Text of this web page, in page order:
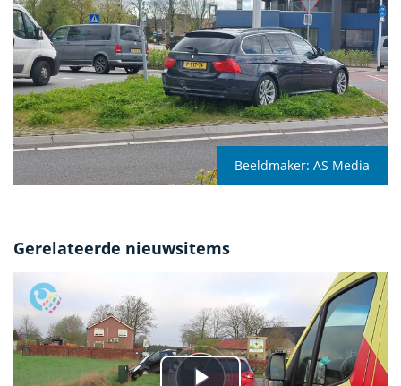
Beeldmaker: AS Media
Gerelateerde nieuwsitems